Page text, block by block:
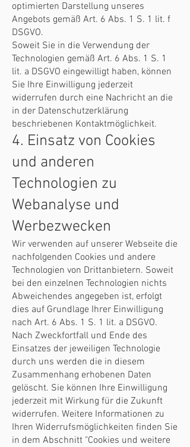
optimierten Darstellung unseres
Angebots gemäß Art. 6 Abs. 1 S. 1 lit. f
DSGVO.
Soweit Sie in die Verwendung der
Technologien gemäß Art. 6 Abs. 1 S. 1
lit. a DSGVO eingewilligt haben, können
Sie Ihre Einwilligung jederzeit
widerrufen durch eine Nachricht an die
in der Datenschutzerklärung
beschriebenen Kontaktmöglichkeit.
4. Einsatz von Cookies
und anderen
Technologien zu
Webanalyse und
Werbezwecken
Wir verwenden auf unserer Webseite die
nachfolgenden Cookies und andere
Technologien von Drittanbietern. Soweit
bei den einzelnen Technologien nichts
Abweichendes angegeben ist, erfolgt
dies auf Grundlage Ihrer Einwilligung
nach Art. 6 Abs. 1 S. 1 lit. a DSGVO.
Nach Zweckfortfall und Ende des
Einsatzes der jeweiligen Technologie
durch uns werden die in diesem
Zusammenhang erhobenen Daten
gelöscht. Sie können Ihre Einwilligung
jederzeit mit Wirkung für die Zukunft
widerrufen. Weitere Informationen zu
Ihren Widerrufsmöglichkeiten finden Sie
in dem Abschnitt "Cookies und weitere